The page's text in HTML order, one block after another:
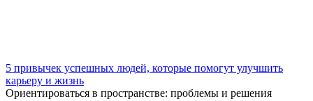
5 привычек успешных людей, которые помогут улучшить
карьеру и жизнь
Ориентироваться в пространстве: проблемы и решения